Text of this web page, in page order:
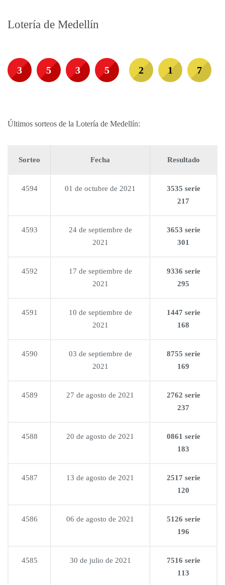
Lotería de Medellín
3 5 3 5 2 1 7
Últimos sorteos de la Lotería de Medellín:
Sorteo Fecha Resultado
4594 01 de octubre de 2021
3535 serie
217
4593
24 de septiembre de
2021
3653 serie
301
4592
17 de septiembre de
2021
9336 serie
295
4591
10 de septiembre de
2021
1447 serie
168
4590
03 de septiembre de
2021
8755 serie
169
4589 27 de agosto de 2021
2762 serie
237
4588 20 de agosto de 2021
0861 serie
183
4587 13 de agosto de 2021
2517 serie
120
4586 06 de agosto de 2021
5126 serie
196
4585 30 de julio de 2021
7516 serie
113